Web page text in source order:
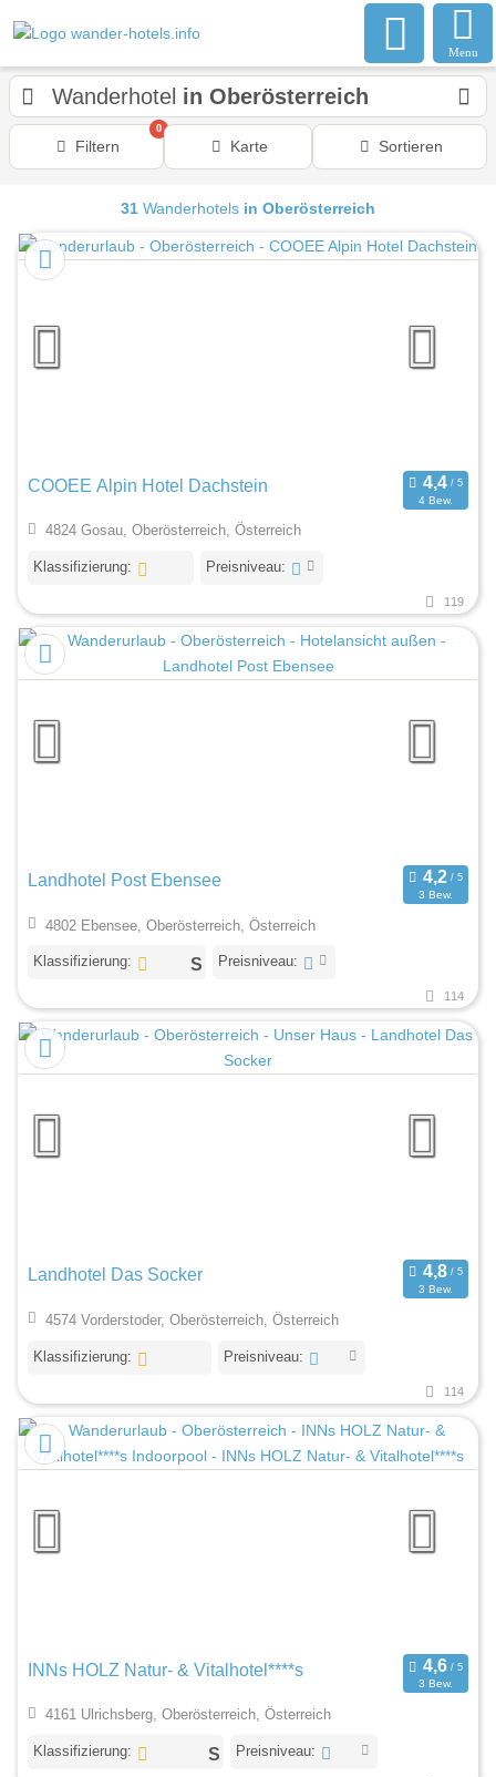
Menu
Wanderhotel in Oberösterreich
Filtern
0
Karte Sortieren
31 Wanderhotels in Oberösterreich
COOEE Alpin Hotel Dachstein
4 Bew.
4824 Gosau, Oberösterreich, Österreich
Klassifizierung: Preisniveau:
119
Landhotel Post Ebensee
3 Bew.
4802 Ebensee, Oberösterreich, Österreich
Klassifizierung: Preisniveau:
114
Landhotel Das Socker
3 Bew.
4574 Vorderstoder, Oberösterreich, Österreich
Klassifizierung: Preisniveau:
114
INNs HOLZ Natur- & Vitalhotel****s
3 Bew.
4161 Ulrichsberg, Oberösterreich, Österreich
Klassifizierung: Preisniveau: